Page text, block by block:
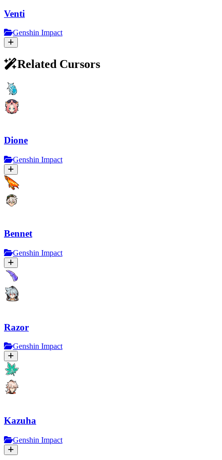
Venti
Genshin Impact
Related Cursors
Dione
Genshin Impact
Bennet
Genshin Impact
Razor
Genshin Impact
Kazuha
Genshin Impact